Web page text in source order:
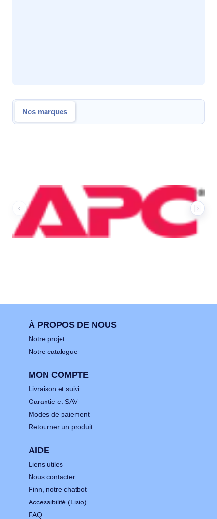
Nos marques
À PROPOS DE NOUS
Notre projet
Notre catalogue
MON COMPTE
Livraison et suivi
Garantie et SAV
Modes de paiement
Retourner un produit
AIDE
Liens utiles
Nous contacter
Finn, notre chatbot
Accessibilité (Lisio)
FAQ